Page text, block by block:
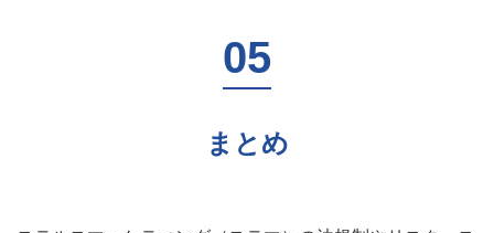
まとめ